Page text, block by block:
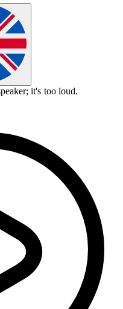
; it's too loud.